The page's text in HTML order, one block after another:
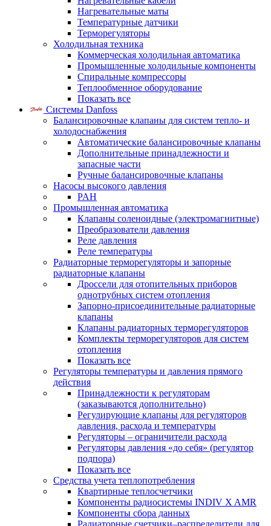
Нагревательные маты
Температурные датчики
Терморегуляторы
Холодильная техника
Коммерческая холодильная автоматика
Промышленные холодильные компоненты
Спиральные компрессоры
Теплообменное оборудование
Показать все
Системы Danfoss
Балансировочные клапаны для систем тепло- и
холодоснабжения
Автоматические балансировочные клапаны
Дополнительные принадлежности и
запасные части
Ручные балансировочные клапаны
Насосы высокого давления
PAH
Промышленная автоматика
Клапаны соленоидные (электромагнитные)
Преобразователи давления
Реле давления
Реле температуры
Радиаторные терморегуляторы и запорные
радиаторные клапаны
Дроссели для отопительных приборов
однотрубных систем отопления
Запорно-присоединительные радиаторные
клапаны
Клапаны радиаторных терморегуляторов
Комплекты терморегуляторов для систем
отопления
Показать все
Регуляторы температуры и давления прямого
действия
Принадлежности к регуляторам
(заказываются дополнительно)
Регулирующие клапаны для регуляторов
давления, расхода и температуры
Регуляторы – ограничители расхода
Регуляторы давления «до себя» (регулятор
подпора)
Показать все
Средства учета теплопотребления
Квартирные теплосчетчики
Компоненты радиосистемы INDIV X AMR
Компоненты сбора данных
Радиаторные счетчики–распределители для